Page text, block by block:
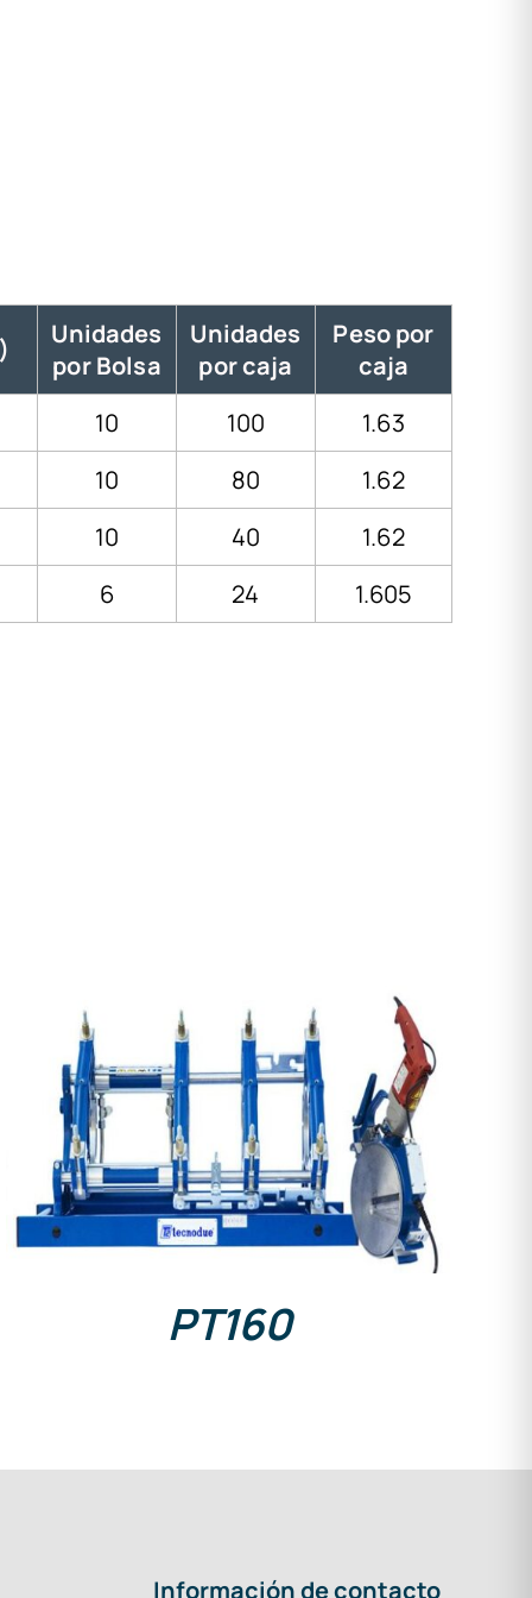
Unidades
por Bolsa
Unidades
por caja
Peso por
caja
10
100
1.63
10
80
1.62
10
40
1.62
6
24 1.605
DETAILS
PT160
Información de contacto